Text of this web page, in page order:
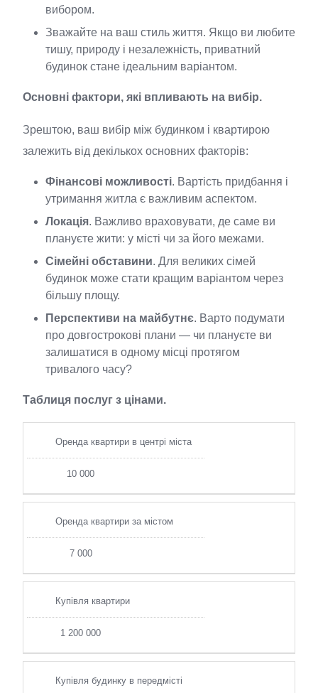
вибором.
Зважайте на ваш стиль життя. Якщо ви любите
тишу, природу і незалежність, приватний
будинок стане ідеальним варіантом.
Основні фактори, які впливають на вибір.
Зрештою, ваш вибір між будинком і квартирою
залежить від декількох основних факторів:
Фінансові можливості. Вартість придбання і
утримання житла є важливим аспектом.
Локація. Важливо враховувати, де саме ви
плануєте жити: у місті чи за його межами.
Сімейні обставини. Для великих сімей
будинок може стати кращим варіантом через
більшу площу.
Перспективи на майбутнє. Варто подумати
про довгострокові плани — чи плануєте ви
залишатися в одному місці протягом
тривалого часу?
Таблиця послуг з цінами.
Оренда квартири в центрі міста
10 000
Оренда квартири за містом
7 000
Купівля квартири
1 200 000
Купівля будинку в передмісті